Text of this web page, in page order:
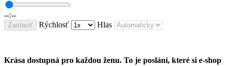
--:--
Zastaviť Rýchlosť Hlas
Krása dostupná pro každou ženu. To je poslání, které si e-shop